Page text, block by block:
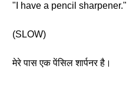
"I have a pencil sharpener."
(SLOW)
मेरे पास एक पेंसिल शार्पनर है।